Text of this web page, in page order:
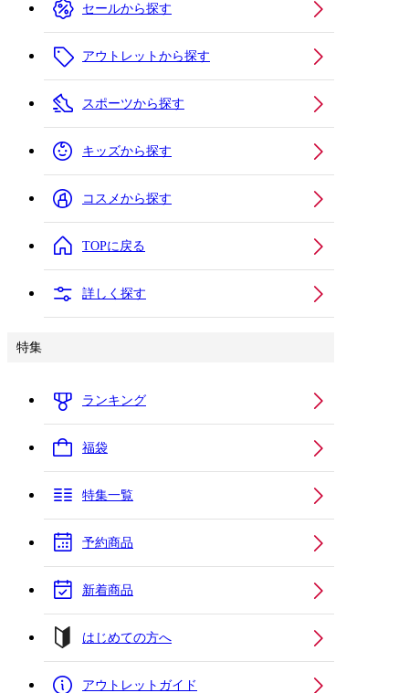
セールから探す
アウトレットから探す
スポーツから探す
キッズから探す
コスメから探す
TOPに戻る
詳しく探す
特集
ランキング
福袋
特集一覧
予約商品
新着商品
はじめての方へ
アウトレットガイド